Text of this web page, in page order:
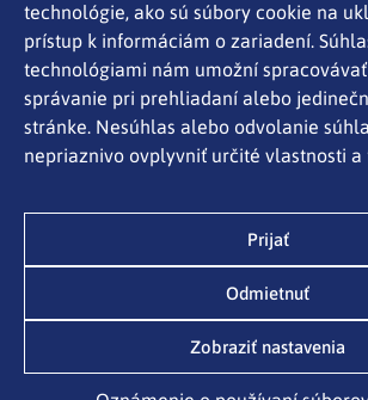
technológie, ako sú súbory cookie na
prístup k informáciám o zariadení.
technológiami nám umožní
správanie pri prehliadaní alebo
stránke. Nesúhlas alebo odvolanie
nepriaznivo ovplyvniť určité vlastnosti a
Prijať
Odmietnuť
Zobraziť nastavenia
Aktuality
Kontakty
Ochrana osobných údajov
Mapa stránky
Ministerstvo investícií, regionálneho
informatizácie SR
Pribinova 25, 811 09 Bratislava
tlacove@mirri.gov.sk